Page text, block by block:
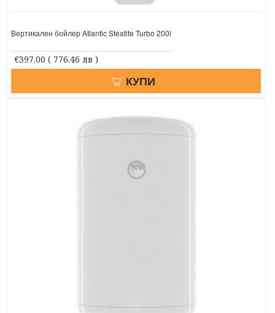
Вертикален бойлер Atlantic Steatite Turbo 200l
€397.00 ( 776.46 лв )
КУПИ